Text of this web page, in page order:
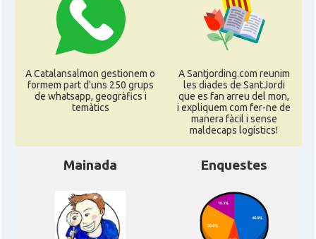
A Catalansalmon gestionem o
formem part d'uns 250 grups
de whatsapp, geogràfics i
temàtics
A Santjording.com reunim
les diades de SantJordi
que es fan arreu del mon,
i expliquem com fer-ne de
manera fàcil i sense
maldecaps logí­stics!
Mainada Enquestes